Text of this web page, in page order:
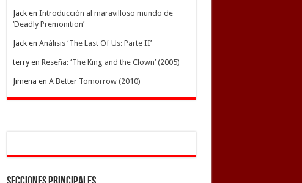
Jacken Introducción al maravilloso mundo de
‘Deadly Premonition’
Jacken Análisis ‘The Last Of Us: Parte II’
terryen Reseña: ‘The King and the Clown’ (2005)
Jimena en A Better Tomorrow (2010)